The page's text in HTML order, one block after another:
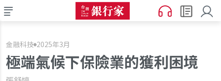
金融科技 2025年3月
極端氣候下保險業的獲利困境